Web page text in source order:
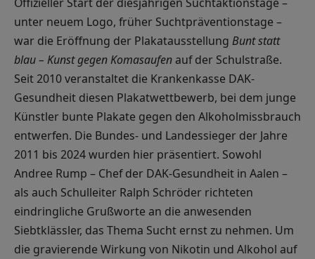
unter neuem Logo, früher Suchtpräventionstage –
war die Eröffnung der Plakatausstellung Bunt statt
blau – Kunst gegenKomasaufen auf der Schulstraße.
Seit 2010 veranstaltet die Krankenkasse DAK-
Gesundheit diesen Plakatwettbewerb, bei dem junge
Künstler bunte Plakate gegen den Alkoholmissbrauch
entwerfen. Die Bundes- und Landessieger der Jahre
2011 bis 2024 wurden hier präsentiert. Sowohl
Andree Rump – Chef der DAK-Gesundheit in Aalen –
als auch Schulleiter Ralph Schröder richteten
eindringliche Grußworte an die anwesenden
Siebtklässler, das Thema Sucht ernst zu nehmen. Um
die gravierende Wirkung von Nikotin und Alkohol auf